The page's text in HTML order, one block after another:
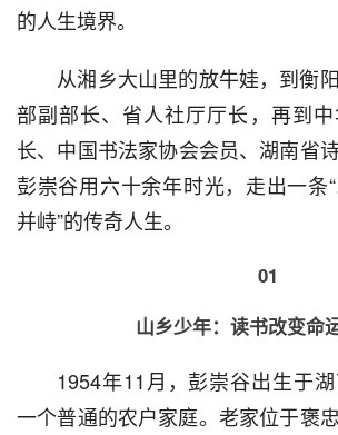
的人生境界。
从湘乡大山里的放牛娃，到衡
部副部长、省人社厅厅长，再到
长、中国书法家协会会员、湖南
彭崇谷用六十余年时光，走出一条
并峙”的传奇人生。
01
山乡少年：读书改变命
1954年11月，彭崇谷出生于湖
一个普通的农户家庭。老家位于褒